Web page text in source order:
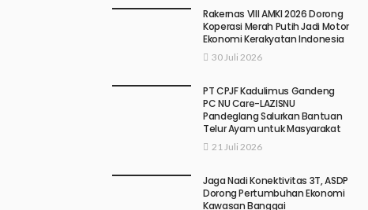
Rakernas VIII AMKI 2026 Dorong
Koperasi Merah Putih Jadi Motor
Ekonomi Kerakyatan Indonesia
30 Juli 2026
PT CPJF Kadulimus Gandeng
PC NU Care-LAZISNU
Pandeglang Salurkan Bantuan
Telur Ayam untuk Masyarakat
21 Juli 2026
Jaga Nadi Konektivitas 3T, ASDP
Dorong Pertumbuhan Ekonomi
Kawasan Banggai